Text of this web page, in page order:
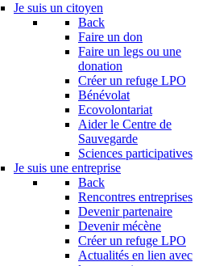
Je suis un citoyen
Back
Faire un don
Faire un legs ou une
donation
Créer un refuge LPO
Bénévolat
Ecovolontariat
Aider le Centre de
Sauvegarde
Sciences participatives
Je suis une entreprise
Back
Rencontres entreprises
Devenir partenaire
Devenir mécène
Créer un refuge LPO
Actualités en lien avec